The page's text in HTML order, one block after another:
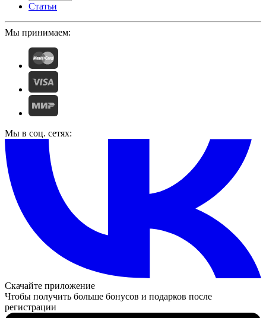
Статьи
Мы принимаем:
Мы в соц. сетях:
Скачайте приложение
Чтобы получить больше бонусов и подарков после
регистрации